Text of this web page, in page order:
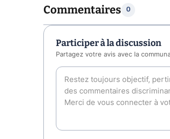
Commentaires 0
Participer à la discussion
Partagez votre avis avec la